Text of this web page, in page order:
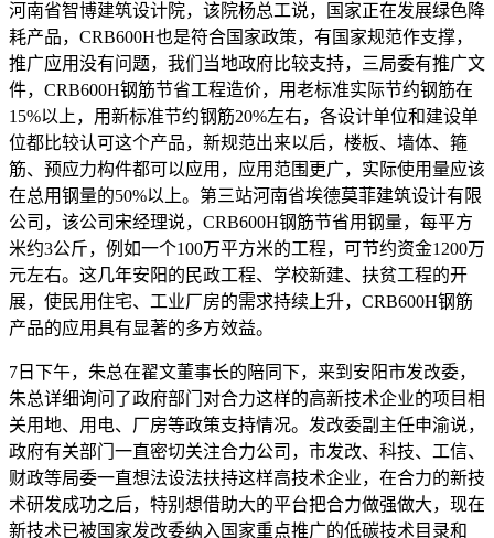
河南省智博建筑设计院，该院杨总工说，国家正在发展绿色降
耗产品，CRB600H也是符合国家政策，有国家规范作支撑，
推广应用没有问题，我们当地政府比较支持，三局委有推广文
件，CRB600H钢筋节省工程造价，用老标准实际节约钢筋在
15%以上，用新标准节约钢筋20%左右，各设计单位和建设单
位都比较认可这个产品，新规范出来以后，楼板、墙体、箍
筋、预应力构件都可以应用，应用范围更广，实际使用量应该
在总用钢量的50%以上。第三站河南省埃德莫菲建筑设计有限
公司，该公司宋经理说，CRB600H钢筋节省用钢量，每平方
米约3公斤，例如一个100万平方米的工程，可节约资金1200万
元左右。这几年安阳的民政工程、学校新建、扶贫工程的开
展，使民用住宅、工业厂房的需求持续上升，CRB600H钢筋
产品的应用具有显著的多方效益。
7日下午，朱总在翟文董事长的陪同下，来到安阳市发改委，
朱总详细询问了政府部门对合力这样的高新技术企业的项目相
关用地、用电、厂房等政策支持情况。发改委副主任申渝说，
政府有关部门一直密切关注合力公司，市发改、科技、工信、
财政等局委一直想法设法扶持这样高技术企业，在合力的新技
术研发成功之后，特别想借助大的平台把合力做强做大，现在
新技术已被国家发改委纳入国家重点推广的低碳技术目录和